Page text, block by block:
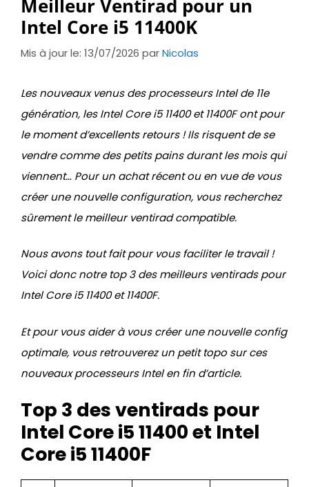
Meilleur Ventirad pour un
Intel Core i5 11400K
Mis à jour le: 13/07/2026 parNicolas
Les nouveaux venus des processeurs Intel de 11e
génération, les Intel Core i5 11400 et 11400F ont pour
le moment d’excellents retours ! Ils risquent de se
vendre comme des petits pains durant les mois qui
viennent… Pour un achat récent ou en vue de vous
créer une nouvelle configuration, vous recherchez
sûrement le meilleur ventirad compatible.
Nous avons tout fait pour vous faciliter le travail !
Voici donc notre top 3 des meilleurs ventirads pour
Intel Core i5 11400 et 11400F.
Et pour vous aider à vous créer une nouvelle config
optimale, vous retrouverez un petit topo sur ces
nouveaux processeurs Intel en fin d’article.
Top 3 des ventirads pour
Intel Core i5 11400 et Intel
Core i5 11400F